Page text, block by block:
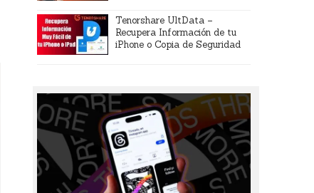
Tenorshare UltData –
Recupera Información de tu
iPhone o Copia de Seguridad